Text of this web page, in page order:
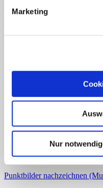
Marketing
Nur
0,99
Enthält 7% reduzierte MwSt.
Schnellansicht
Downloads
Punktbilder nachzeichnen